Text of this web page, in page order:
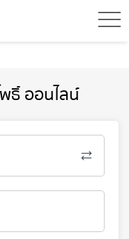
ธิ์ ออนไลน์